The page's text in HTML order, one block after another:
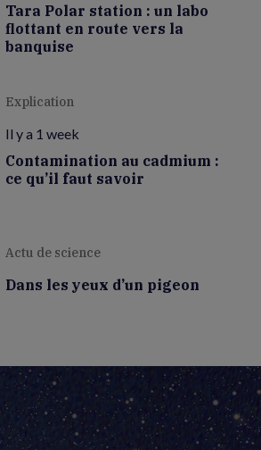
Tara Polar station : un labo
flottant en route vers la
banquise
Explication
Il y a 1 week
Contamination au cadmium :
ce qu’il faut savoir
Actu de science
Dans les yeux d’un pigeon